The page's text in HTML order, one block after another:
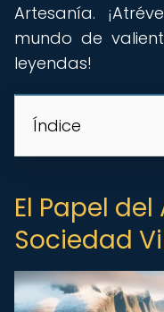
Artesanía.
mundo de
leyendas!
Índice
El Papel
Sociedad